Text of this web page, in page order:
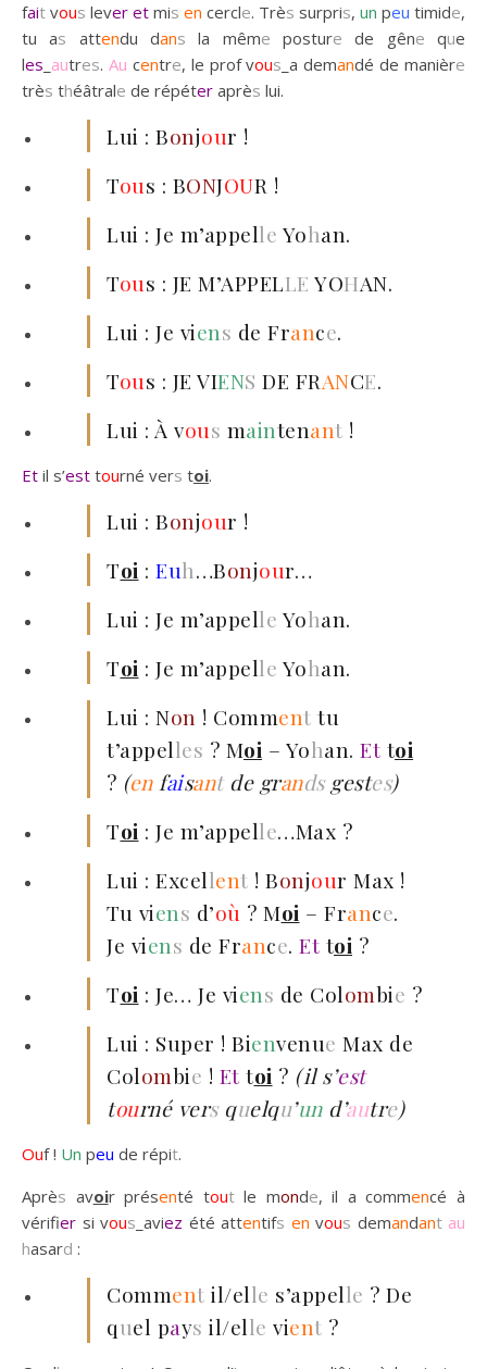
fait vous lever et mis en cercle. Très surpris, un peu timide,
tu as attendu dans la même posture de gêne que
les autres. Au centre, le prof vous _a demandé de manière
très théâtrale de répéter après lui.
Lui : Bonjour !
Tous : BONJOUR !
Lui : Je m’appelle Yohan.
Tous : JE M’APPELLE YOHAN.
Lui : Je viens de France.
Tous : JE VIENS DE FRANCE.
Lui : À vous maintenant !
Et il s’est tourné vers toi.
Lui : Bonjour !
Toi : Euh…Bonjour…
Lui : Je m’appelle Yohan.
Toi : Je m’appelle Yohan.
Lui : Non ! Comment tu
t’appelles ? Moi – Yohan. Et toi
? (enfaisantde grandsgestes)
Toi : Je m’appelle…Max ?
Lui : Excellent ! Bonjour Max !
Tu viens d’où ? Moi – France.
Je viens de France. Et toi ?
Toi : Je… Je viens de Colombie ?
Lui : Super ! Bienvenue Max de
Colombie ! Et toi ? (il s’est
tourné versquelqu’und’autre)
Ouf ! Un peu de répit.
Après avoir présenté toutle monde, il a commencé à
vérifier si vous _aviez été attentifs en vous demandant au
hasard :
Comment il/elle s’appelle ? De
quel pays il/elle vient ?